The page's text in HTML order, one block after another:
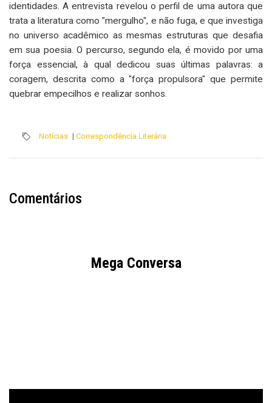
identidades. A entrevista revelou o perfil de uma autora que
trata a literatura como "mergulho", e não fuga, e que investiga
no universo acadêmico as mesmas estruturas que desafia
em sua poesia. O percurso, segundo ela, é movido por uma
força essencial, à qual dedicou suas últimas palavras: a
coragem, descrita como a "força propulsora" que permite
quebrar empecilhos e realizar sonhos.
Notícias | Correspondência Literária
Comentários
Mega Conversa